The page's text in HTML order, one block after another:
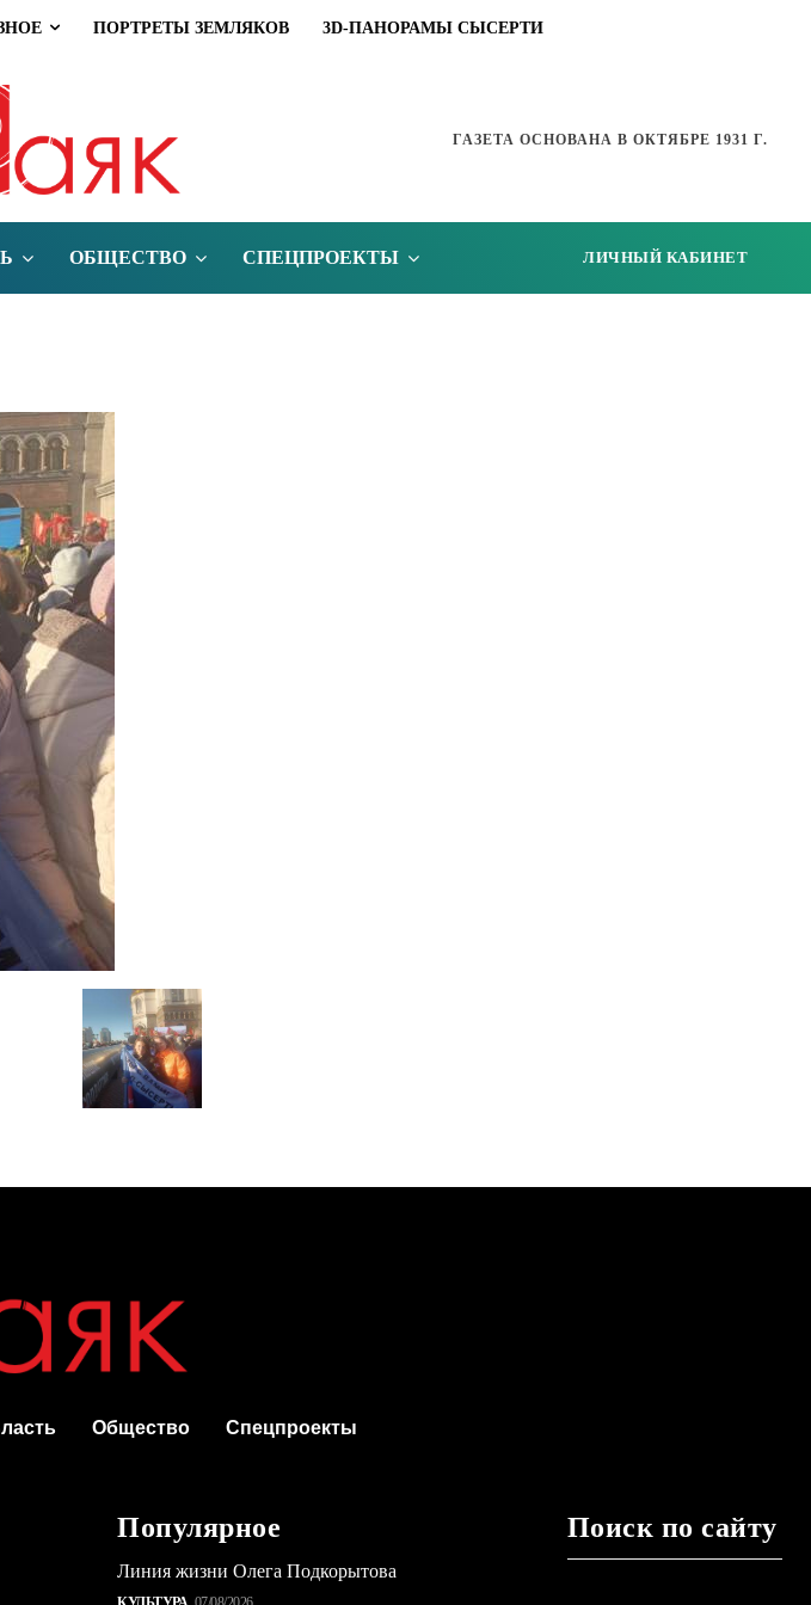
ПОРТРЕТЫ ЗЕМЛЯКОВ 3D-ПАНОРАМЫ СЫСЕРТИ
ГАЗЕТА ОСНОВАНА В ОКТЯБРЕ 1931 Г.
ОБЩЕСТВО СПЕЦПРОЕКТЫ ЛИЧНЫЙ КАБИНЕТ
Общество Спецпроекты
Популярное
Линия жизни Олега Подкорытова
Поиск по сайту